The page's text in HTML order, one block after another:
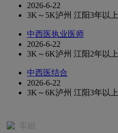
2026-6-22
3K～5K泸州 江阳3年以上
中西医执业医师
2026-6-22
3K～6K泸州 江阳 2年以上
中西医结合
2026-6-22
3K～6K泸州 江阳3年以上
车姐